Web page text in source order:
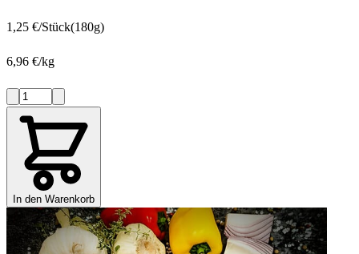
1,25 €/Stück(180g)
6,96 €/kg
In den Warenkorb